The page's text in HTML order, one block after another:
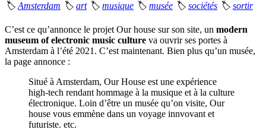
🏷 Amsterdam 🏷 art 🏷 musique 🏷 musée 🏷 sociétés 🏷 sortir
C’est ce qu’annonce le projet Our house sur son site, un modern
museum of electronic music culture va ouvrir ses portes à
Amsterdam à l’été 2021. C’est maintenant. Bien plus qu’un musée,
la page annonce :
Situé à Amsterdam, Our House est une expérience
high-tech rendant hommage à la musique et à la culture
électronique. Loin d’être un musée qu’on visite, Our
house vous emmène dans un voyage innvovant et
futuriste. etc.